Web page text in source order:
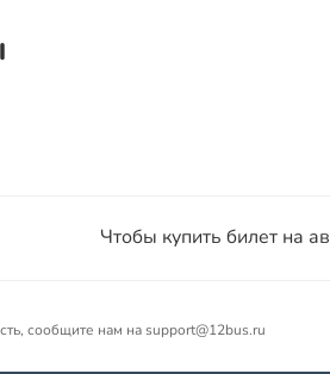
Чтобы купить билет на
сообщите нам на support@12bus.ru